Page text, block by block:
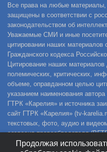
Все права на любые материалы,
защищены в соответствии с
законодательством об
Уважаемые СМИ и иные
цитировании наших материалов
Гражданского кодекса
Цитирование наших материалов
полемических, критических,
объеме, оправданном целью
указанием наименования
ГТРК «Карелия» и источника
сайт ГТРК «Карелия» (tv-
текстовых, фото, аудио и
согласия правообладателя
Продолжая